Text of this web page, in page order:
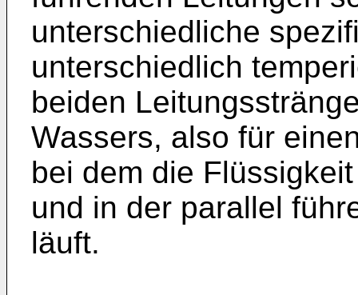
unterschiedliche
unterschiedlich
beiden
Wassers, also für
bei dem die
und in der parallel
läuft.